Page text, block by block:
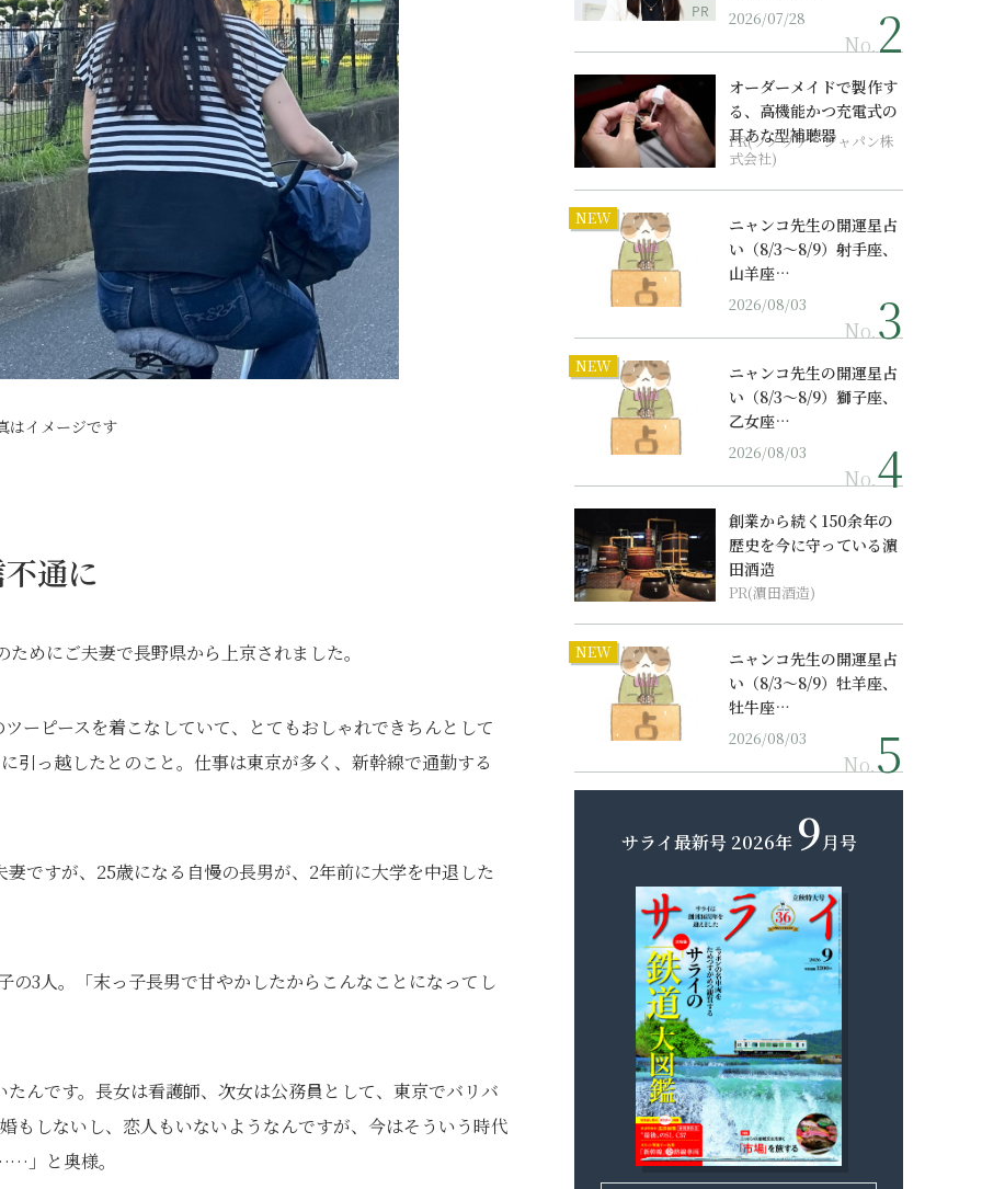
はイメージです
通に
めにご夫妻で長野県から上京されました。
ーピースを着こなしていて、とてもおしゃれできちんとして
引っ越したとのこと。仕事は東京が多く、新幹線で通勤する
ですが、25歳になる自慢の長男が、2年前に大学を中退した
3人。「末っ子長男で甘やかしたからこんなことになってし
んです。長女は看護師、次女は公務員として、東京でバリバ
もしないし、恋人もいないようなんですが、今はそういう時代
」と奥様。
PR 2026/07/28
No.
オーダーメイドで製作す
る、高機能かつ充電式の
耳あな型補聴器
PR(ソノヴァ・ジャパン株
式会社)
NEW
ニャンコ先生の開運星占
い（8/3～8/9）射手座、
山羊座…
2026/08/03
No.
NEW
ニャンコ先生の開運星占
い（8/3～8/9）獅子座、
乙女座…
2026/08/03
No.
創業から続く150余年の
歴史を今に守っている濵
田酒造
PR(濵田酒造)
NEW
ニャンコ先生の開運星占
い（8/3～8/9）牡羊座、
牡牛座…
2026/08/03
No.
サライ最新号 2026年 9月号